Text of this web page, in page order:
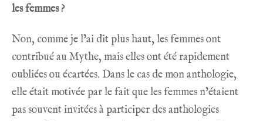
les femmes ?
Non, comme je l’ai dit plus haut, les femmes ont
contribué au Mythe, mais elles ont été rapidement
oubliées ou écartées. Dans le cas de mon anthologie,
elle était motivée par le fait que les femmes n’étaient
pas souvent invitées à participer des anthologies